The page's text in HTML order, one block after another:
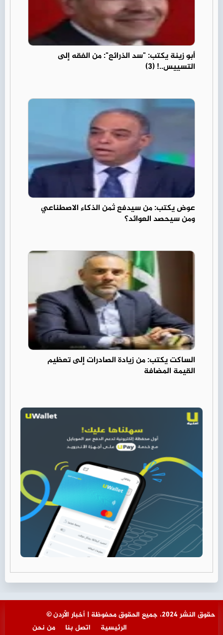
أبو زينة يكتب: "سد الذرائع": من الفقه إلى
التسييس..! (3)
عوض يكتب: من سيدفع ثمن الذكاء الاصطناعي
ومن سيحصد العوائد؟
الساكت يكتب: من زيادة الصادرات إلى تعظيم
القيمة المضافة
© حقوق النشر 2024، جميع الحقوق محفوظة | أخبار الأردن
من نحن
اتصل بنا الرئيسية